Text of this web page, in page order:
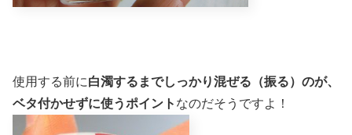
使用する前に白濁するまでしっかり混ぜる（振る）のが、
ベタ付かせずに使うポイント なのだそうですよ！